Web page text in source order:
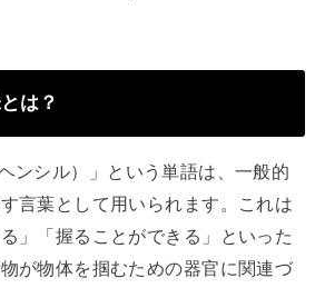
は？
ンシル）」という単語は、一般的
言葉として用いられます。これは
」「握ることができる」といった
が物体を掴むための器官に関連づ